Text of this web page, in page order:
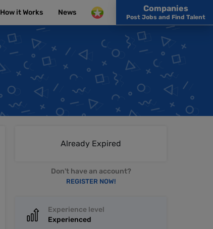
How it Works News Companies
Post Jobs and Find Talent
Already Expired
Don't have an account?
REGISTER NOW!
Experience level
Experienced